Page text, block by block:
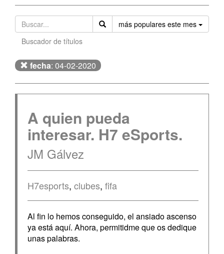
más populares este mes
Buscador de títulos
fecha: 04-02-2020
A quien pueda
interesar. H7 eSports.
JM Gálvez
H7esports, clubes, fifa
Al fin lo hemos conseguido, el ansiado ascenso
ya está aquí. Ahora, permitidme que os dedique
unas palabras.